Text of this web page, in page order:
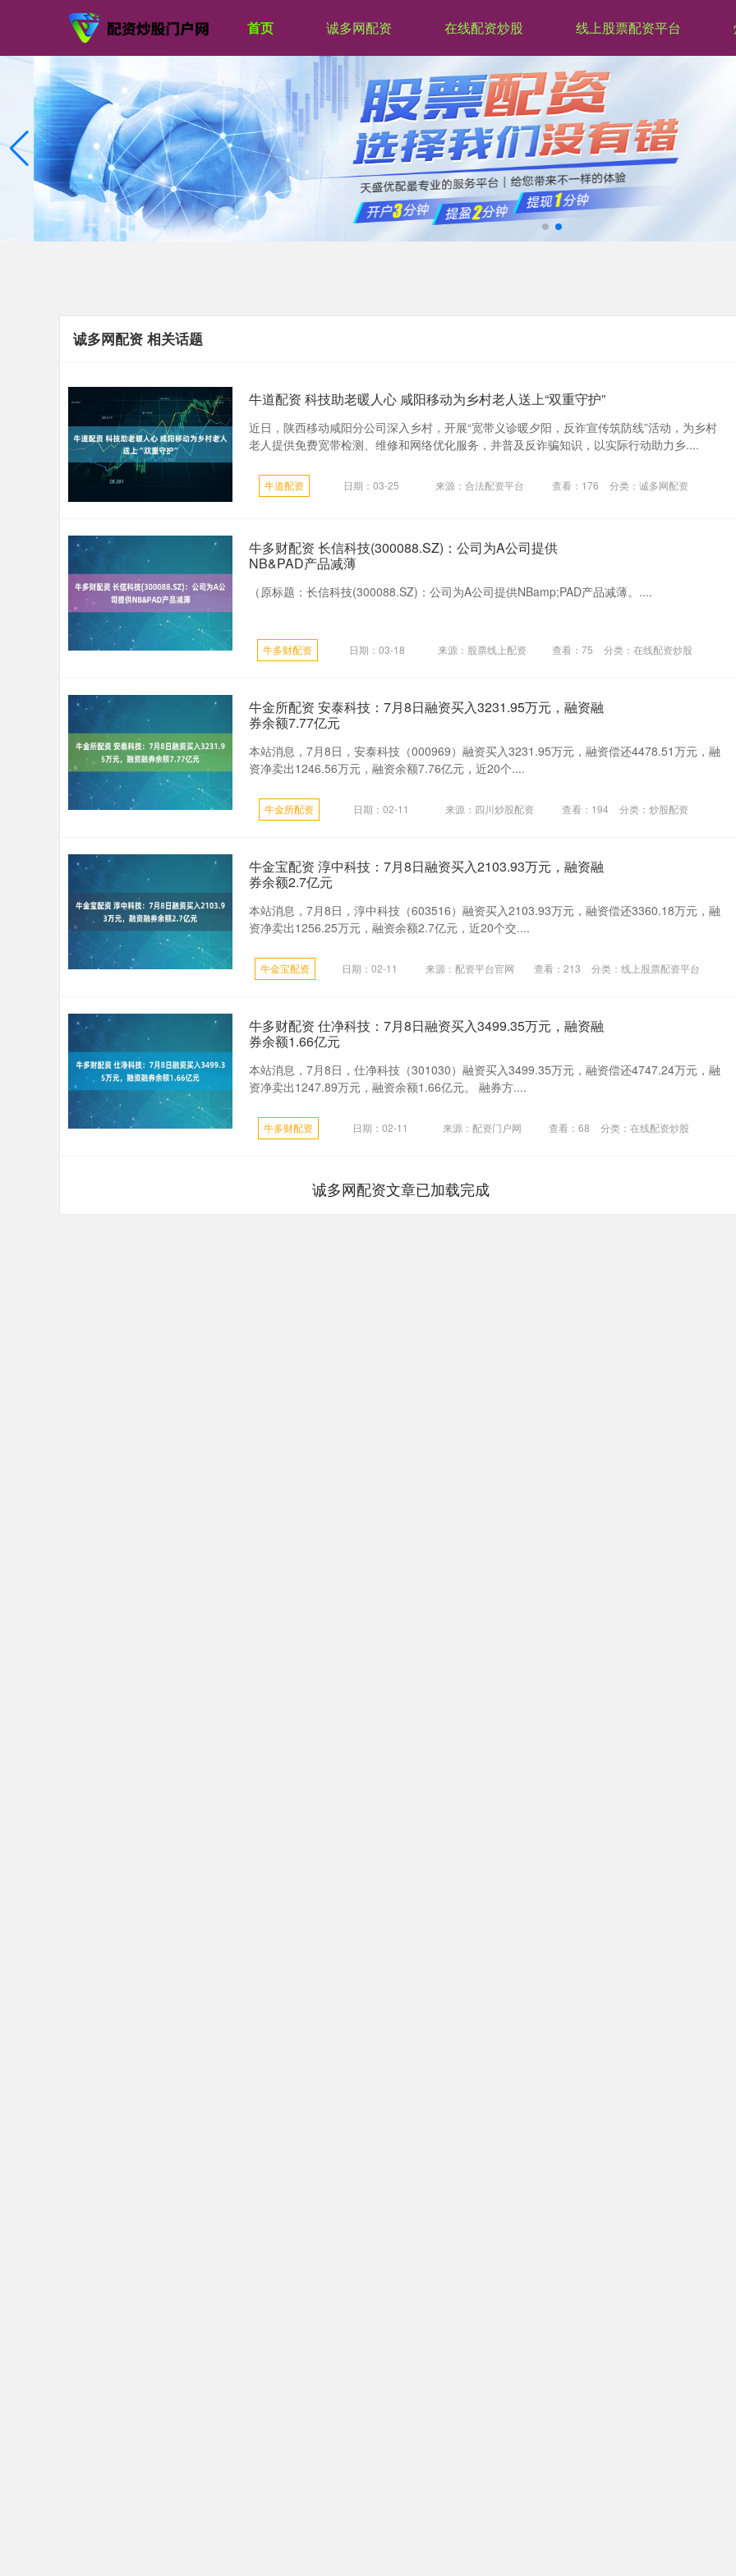
首页 诚多网配资 在线配资炒股 线上股票配资平台
诚多网配资 相关话题
牛道配资 科技助老暖人心 咸阳移动为乡村老人送上“双重守护”
近日，陕西移动咸阳分公司深入乡村，开展“宽带义诊暖夕阳，反诈宣传筑防线”活动，为乡村
老人提供免费宽带检测、维修和网络优化服务，并普及反诈骗知识，以实际行动助力乡....
牛道配资 日期：03-25 来源：合法配资平台 查看： 176 分类： 诚多网配资
牛多财配资 长信科技(300088.SZ)：公司为A公司提供
NB&PAD产品减薄
（原标题：长信科技(300088.SZ)：公司为A公司提供NBamp;PAD产品减薄。....
牛多财配资 日期：03-18 来源：股票线上配资 查看： 75 分类： 在线配资炒股
牛金所配资 安泰科技：7月8日融资买入3231.95万元，融资融
券余额7.77亿元
本站消息，7月8日，安泰科技（000969）融资买入3231.95万元，融资偿还4478.51万元，融
资净卖出1246.56万元，融资余额7.76亿元，近20个....
牛金所配资 日期：02-11 来源：四川炒股配资 查看： 194 分类： 炒股配资
牛金宝配资 淳中科技：7月8日融资买入2103.93万元，融资融
券余额2.7亿元
本站消息，7月8日，淳中科技（603516）融资买入2103.93万元，融资偿还3360.18万元，融
资净卖出1256.25万元，融资余额2.7亿元，近20个交....
牛金宝配资 日期：02-11 来源：配资平台官网 查看： 213 分类： 线上股票配资平台
牛多财配资 仕净科技：7月8日融资买入3499.35万元，融资融
券余额1.66亿元
本站消息，7月8日，仕净科技（301030）融资买入3499.35万元，融资偿还4747.24万元，融
资净卖出1247.89万元，融资余额1.66亿元。 融券方....
牛多财配资 日期：02-11 来源：配资门户网 查看：68 分类：在线配资炒股
诚多网配资文章已加载完成